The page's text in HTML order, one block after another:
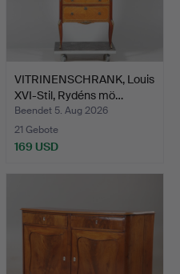
VITRINENSCHRANK, Louis
XVI-Stil, Rydéns mö…
Beendet 5. Aug 2026
21 Gebote
169 USD